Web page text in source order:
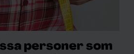
personer som